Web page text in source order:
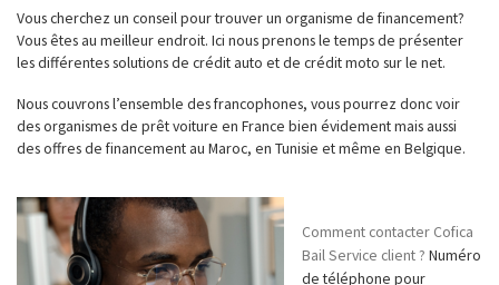
Vous cherchez un conseil pour trouver un organisme de financement?
Vous êtes au meilleur endroit. Ici nous prenons le temps de présenter
les différentes solutions de crédit auto et de crédit moto sur le net.
Nous couvrons l’ensemble des francophones, vous pourrez donc voir
des organismes de prêt voiture en France bien évidement mais aussi
des offres de financement au Maroc, en Tunisie et même en Belgique.
Comment contacter Cofica
Bail Service client ? Numéro
de téléphone pour